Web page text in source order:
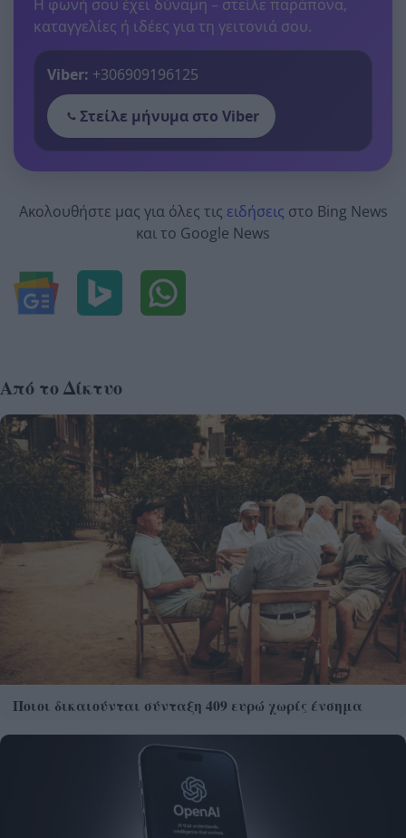
Η φωνή σου έχει δύναμη – στείλε παράπονα,
καταγγελίες ή ιδέες για τη γειτονιά σου.
Viber: +306909196125
Στείλε μήνυμα στο Viber
Ακολουθήστε μας για όλες τις ειδήσεις στο Bing News
και το Google News
Από το Δίκτυο
Ποιοι δικαιούνται σύνταξη 409 ευρώ χωρίς ένσημα